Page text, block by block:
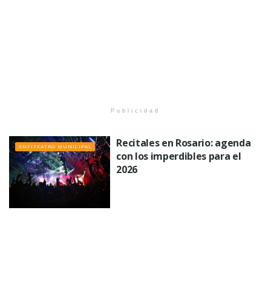
Publicidad
ANFITEATRO MUNICIPAL
Recitales en Rosario: agenda
con los imperdibles para el
2026